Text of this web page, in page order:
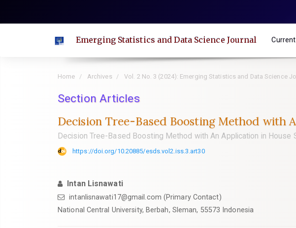
Emerging Statistics and Data Science Journal Current
Home Archives Vol. 2 No. 3 (2024): Emerging Statistics and Data Science
Section Articles
Decision Tree-Based Boosting Method with
Decision Tree-Based Boosting Method with An Application in House
https://doi.org/10.20885/esds.vol2.iss.3.art30
Intan Lisnawati
intanlisnawati17@gmail.com (Primary Contact)
National Central University, Berbah, Sleman, 55573 Indonesia